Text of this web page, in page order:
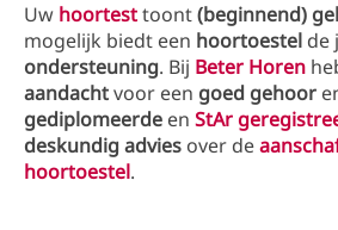
Uw hoortesttoont(beginnend)
mogelijk biedt een hoortoestel de
ondersteuning. Bij Beter Horen
aandachtvoor een goed gehoor
gediplomeerde en StAr
deskundig advies over de
hoortoestel.